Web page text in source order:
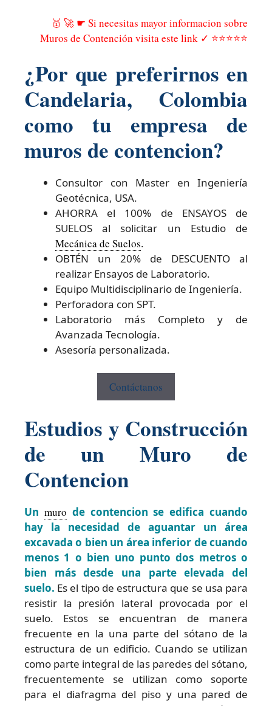
🥇 🚀 ☛ Si necesitas mayor informacion sobre
Muros de Contención visita este link ✓ ⭐⭐⭐⭐⭐
¿Por que preferirnos en
Candelaria, Colombia
como tu empresa de
muros de contencion?
Consultor con Master en Ingeniería
Geotécnica, USA.
AHORRA el 100% de ENSAYOS de
SUELOS al solicitar un Estudio de
Mecánica de Suelos.
OBTÉN un 20% de DESCUENTO al
realizar Ensayos de Laboratorio.
Equipo Multidisciplinario de Ingeniería.
Perforadora con SPT.
Laboratorio más Completo y de
Avanzada Tecnología.
Asesoría personalizada.
Contáctanos
Estudios y Construcción
de un Muro de
Contencion
Un muro de contencion se edifica cuando
hay la necesidad de aguantar un área
excavada o bien un área inferior de cuando
menos 1 o bien uno punto dos metros o
bien más desde una parte elevada del
suelo. Es el tipo de estructura que se usa para
resistir la presión lateral provocada por el
suelo. Estos se encuentran de manera
frecuente en la una parte del sótano de la
estructura de un edificio. Cuando se utilizan
como parte integral de las paredes del sótano,
frecuentemente se utilizan como soporte
para el diafragma del piso y una pared de